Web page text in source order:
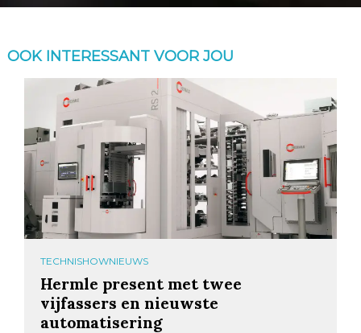
OOK INTERESSANT VOOR JOU
TECHNISHOWNIEUWS
Hermle present met twee
vijfassers en nieuwste
automatisering